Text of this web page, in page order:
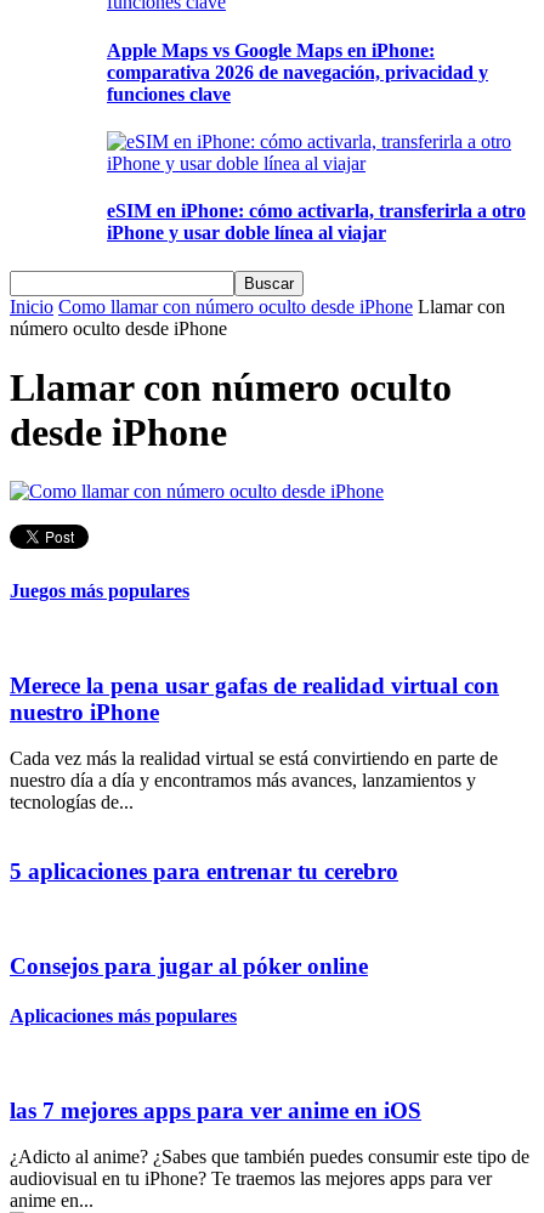
Apple Maps vs Google Maps en iPhone:
comparativa 2026 de navegación, privacidad y
funciones clave
eSIM en iPhone: cómo activarla, transferirla a otro
iPhone y usar doble línea al viajar
Inicio Como llamar con número oculto desde iPhone Llamar con
número oculto desde iPhone
Llamar con número oculto
desde iPhone
Juegos más populares
Merece la pena usar gafas de realidad virtual con
nuestro iPhone
Cada vez más la realidad virtual se está convirtiendo en parte de
nuestro día a día y encontramos más avances, lanzamientos y
tecnologías de...
5 aplicaciones para entrenar tu cerebro
Consejos para jugar al póker online
Aplicaciones más populares
las 7 mejores apps para ver anime en iOS
¿Adicto al anime? ¿Sabes que también puedes consumir este tipo de
audiovisual en tu iPhone? Te traemos las mejores apps para ver
anime en...